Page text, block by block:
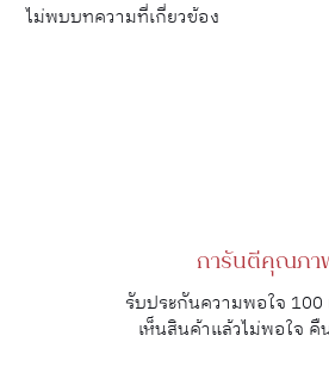
ไม่พบบทความที่เกี่ยวข้อง
การันตีคุณภ
รับประกันความพอใจ 100
เห็นสินค้าแล้วไม่พอใจ คื